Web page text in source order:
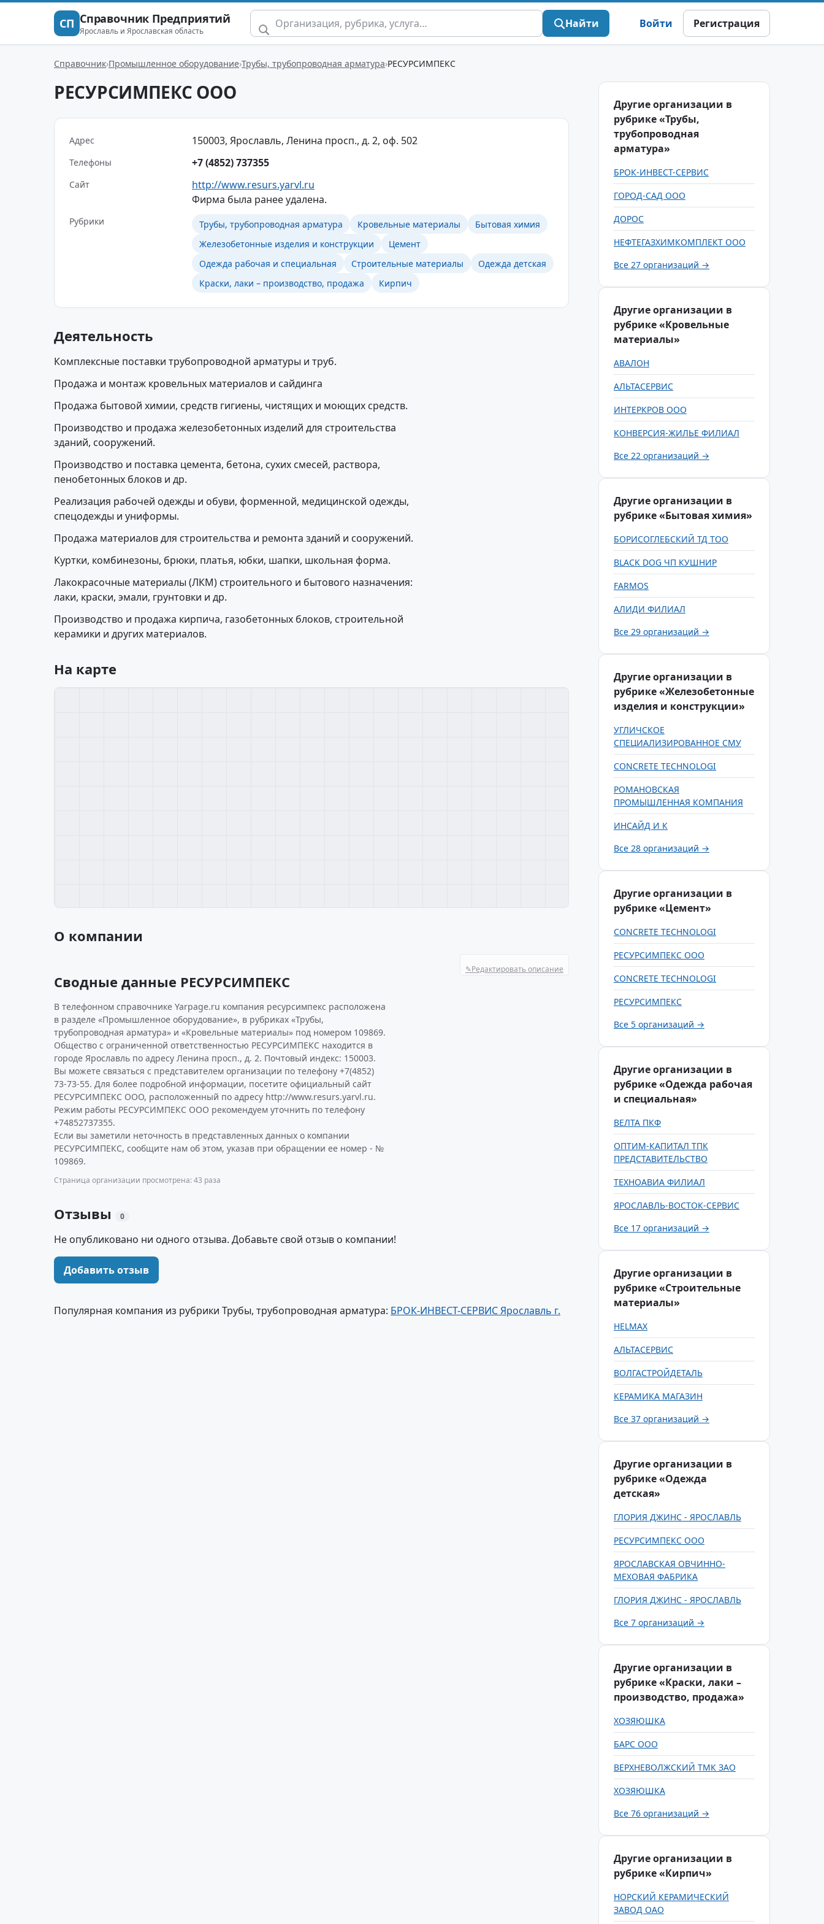
СП Справочник Предприятий
Ярославль и Ярославская область
Найти Войти Регистрация
Справочник Промышленное оборудование Трубы, трубопроводная арматура РЕСУРСИМПЕКС
РЕСУРСИМПЕКС ООО
Адрес 150003, Ярославль, Ленина просп., д. 2, оф. 502
Телефоны +7 (4852) 737355
Сайт
http://www.resurs.yarvl.ru
Фирма была ранее удалена.
Рубрики Трубы, трубопроводная арматура Кровельные материалы
Бытовая химия
Железобетонные изделия и конструкции
Цемент
Одежда рабочая и специальная
Строительные материалы
Одежда детская
Краски, лаки – производство, продажа
Кирпич
Деятельность
Комплексные поставки трубопроводной арматуры и труб.
Продажа и монтаж кровельных материалов и сайдинга
Продажа бытовой химии, средств гигиены, чистящих и моющих средств.
Производство и продажа железобетонных изделий для строительства
зданий, сооружений.
Производство и поставка цемента, бетона, сухих смесей, раствора,
пенобетонных блоков и др.
Реализация рабочей одежды и обуви, форменной, медицинской одежды,
спецодежды и униформы.
Продажа материалов для строительства и ремонта зданий и сооружений.
Куртки, комбинезоны, брюки, платья, юбки, шапки, школьная форма.
Лакокрасочные материалы (ЛКМ) строительного и бытового назначения:
лаки, краски, эмали, грунтовки и др.
Производство и продажа кирпича, газобетонных блоков, строительной
керамики и других материалов.
На карте
О компании
✎Редактировать описание
Сводные данные РЕСУРСИМПЕКС
В телефонном справочнике Yarpage.ru компания ресурсимпекс расположена
в разделе «Промышленное оборудование», в рубриках «Трубы,
трубопроводная арматура» и «Кровельные материалы» под номером 109869.
Общество с ограниченной ответственностью РЕСУРСИМПЕКС находится в
городе Ярославль по адресу Ленина просп., д. 2. Почтовый индекс: 150003.
Вы можете связаться с представителем организации по телефону +7(4852)
73-73-55. Для более подробной информации, посетите официальный сайт
РЕСУРСИМПЕКС ООО, расположенный по адресу http://www.resurs.yarvl.ru.
Режим работы РЕСУРСИМПЕКС ООО рекомендуем уточнить по телефону
+74852737355.
Если вы заметили неточность в представленных данных о компании
РЕСУРСИМПЕКС, сообщите нам об этом, указав при обращении ее номер - №
109869.
Страница организации просмотрена: 43 раза
Отзывы 0
Не опубликовано ни одного отзыва. Добавьте свой отзыв о компании!
Добавить отзыв
Популярная компания из рубрики Трубы, трубопроводная арматура: БРОК-ИНВЕСТ-СЕРВИС Ярославль г.
Другие организации в
рубрике «Трубы,
трубопроводная
арматура»
БРОК-ИНВЕСТ-СЕРВИС
ГОРОД-САД ООО
ДОРОС
НЕФТЕГАЗХИМКОМПЛЕКТ ООО
Все 27 организаций →
Другие организации в
рубрике «Кровельные
материалы»
АВАЛОН
АЛЬТАСЕРВИС
ИНТЕРКРОВ ООО
КОНВЕРСИЯ-ЖИЛЬЕ ФИЛИАЛ
Все 22 организаций →
Другие организации в
рубрике «Бытовая химия»
БОРИСОГЛЕБСКИЙ ТД ТОО
BLACK DOG ЧП КУШНИР
FARMOS
АЛИДИ ФИЛИАЛ
Все 29 организаций →
Другие организации в
рубрике «Железобетонные
изделия и конструкции»
УГЛИЧСКОЕ
СПЕЦИАЛИЗИРОВАННОЕ СМУ
CONCRETE TECHNOLOGI
РОМАНОВСКАЯ
ПРОМЫШЛЕННАЯ КОМПАНИЯ
ИНСАЙД И К
Все 28 организаций →
Другие организации в
рубрике «Цемент»
CONCRETE TECHNOLOGI
РЕСУРСИМПЕКС ООО
CONCRETE TECHNOLOGI
РЕСУРСИМПЕКС
Все 5 организаций →
Другие организации в
рубрике «Одежда рабочая
и специальная»
ВЕЛТА ПКФ
ОПТИМ-КАПИТАЛ ТПК
ПРЕДСТАВИТЕЛЬСТВО
ТЕХНОАВИА ФИЛИАЛ
ЯРОСЛАВЛЬ-ВОСТОК-СЕРВИС
Все 17 организаций →
Другие организации в
рубрике «Строительные
материалы»
HELMAX
АЛЬТАСЕРВИС
ВОЛГАСТРОЙДЕТАЛЬ
КЕРАМИКА МАГАЗИН
Все 37 организаций →
Другие организации в
рубрике «Одежда
детская»
ГЛОРИЯ ДЖИНС - ЯРОСЛАВЛЬ
РЕСУРСИМПЕКС ООО
ЯРОСЛАВСКАЯ ОВЧИННО-
МЕХОВАЯ ФАБРИКА
ГЛОРИЯ ДЖИНС - ЯРОСЛАВЛЬ
Все 7 организаций →
Другие организации в
рубрике «Краски, лаки –
производство, продажа»
ХОЗЯЮШКА
БАРС ООО
ВЕРХНЕВОЛЖСКИЙ ТМК ЗАО
ХОЗЯЮШКА
Все 76 организаций →
Другие организации в
рубрике «Кирпич»
НОРСКИЙ КЕРАМИЧЕСКИЙ
ЗАВОД ОАО